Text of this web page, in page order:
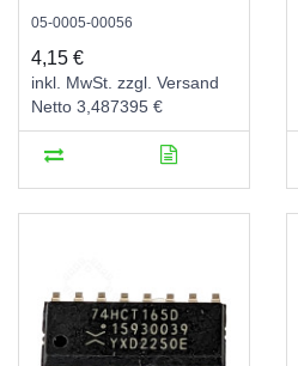
Speed CMOS, -55..125
°C
05-0005-00056
4,15 €
inkl. MwSt. zzgl. Versand
Netto 3,487395 €